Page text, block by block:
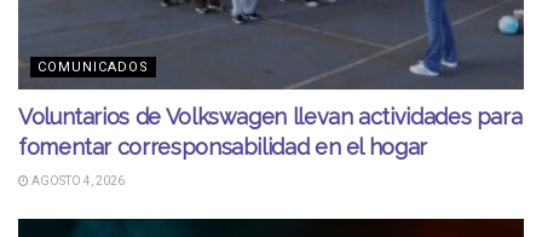
COMUNICADOS
Voluntarios de Volkswagen llevan actividades para
fomentar corresponsabilidad en el hogar
AGOSTO 4, 2026